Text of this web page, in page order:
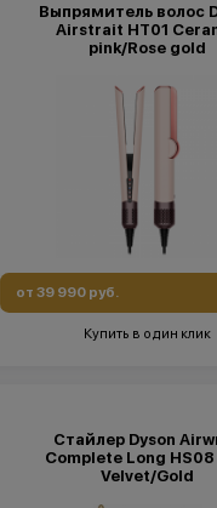
Выпрямитель волос
Airstrait HT01
pink/Rose gold
от 39 990 руб.
Купить в один клик
Стайлер Dyson
Complete Long HS08
Velvet/Gold